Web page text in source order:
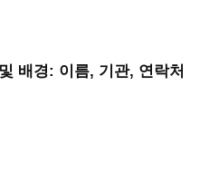
배경: 이름, 기관, 연락처